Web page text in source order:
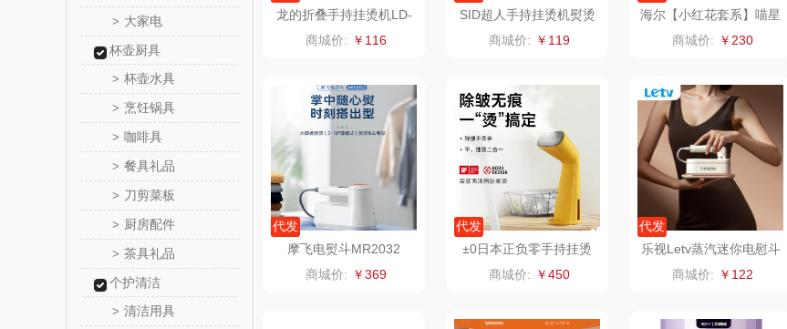
> 大家电
杯壶厨具
> 杯壶水具
> 烹饪锅具
> 咖啡具
> 餐具礼品
> 刀剪菜板
> 厨房配件
> 茶具礼品
个护清洁
> 清洁用具
三七 蒙牛 Kivee
法国啄木鸟 素言茶坊 沁欣小黄鸭
ERNTE 昂特 宝福林
橘源堂 usmile
陇间柒月 王老吉 利口福
龙的折叠手持挂烫机LD-
GT102A
商城价: ￥116
SID超人手持挂烫机熨烫
机蒸汽电熨斗平烫挂烫一
体机HG850
商城价: ￥119
海尔【小红花套系】喵星
人手持挂烫机HY-MC12H
商城价: ￥230
代发
摩飞电熨斗MR2032
商城价: ￥369
代发
±0日本正负零手持挂烫
机家用迷你蒸汽电熨斗X
RS-G011
商城价: ￥450
代发
乐视Letv蒸汽迷你电慰斗
LT-S8
商城价: ￥122